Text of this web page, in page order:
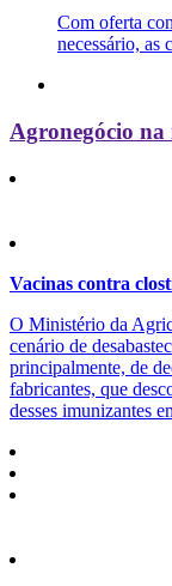
Com oferta
necessário, as
Agronegócio na
Vacinas contra
O Ministério da
cenário de
principalmente, de
fabricantes, que
desses imunizantes